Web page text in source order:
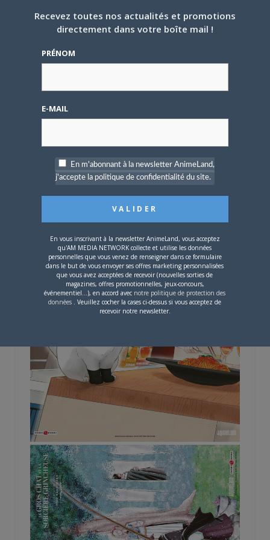
Recevez toutes nos actualités et promotions
directement dans votre boîte mail !
PRÉNOM
E-MAIL
En m'abonnant à la newsletter AnimeLand,
j'accepte la politique de confidentialité du site.
En vous inscrivant à la newsletter AnimeLand, vous acceptez
qu'AM MEDIA NETWORK collecte et utilise les données
personnelles que vous venez de renseigner dans ce formulaire
dans le but de vous envoyer ses offres marketing personnalisées
que vous avez acceptées de recevoir (nouvelles sorties de
magazines, offres promotionnelles, jeux-concours,
événementiel...), en accord avec notre politique de protection des
données . Veuillez cocher la cases ci-dessus si vous acceptez de
recevoir notre newsletter.